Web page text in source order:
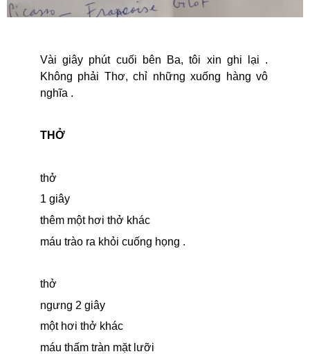
Vài giây phút cuối bên Ba, tôi xin ghi lại .
Không phải Thơ, chỉ những xuống hàng vô
nghĩa .
THỞ
thở
1 giây
thêm một hơi thở khác
máu trào ra khỏi cuống họng .
thở
ngưng 2 giây
một hơi thở khác
máu thấm tràn mặt lưỡi